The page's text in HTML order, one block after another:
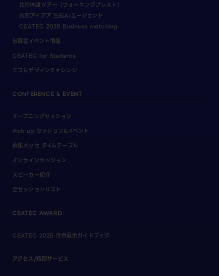
共創体験ツアー（ウォーキングブレスト）
共創アイデア 生成AIエージェント
CEATEC 2025 Business matching
出展者イベント情報
CEATEC for Students
エコ＆デザインチャレンジ
CONFERENCE & EVENT
オープニングセッション
Pick up セッション&イベント
幕張メッセ タイムテーブル
オンラインセッション
スピーカー紹介
全セッションリスト
CEATEC AWARD
CEATEC 2025 注目展示ガイドブック
アクセス/特別サービス